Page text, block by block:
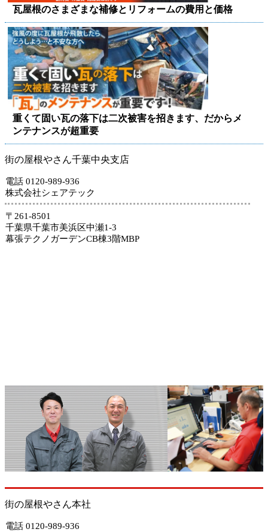
瓦屋根のさまざまな補修とリフォームの費用と価格
重くて固い瓦の落下は二次被害を招きます、だからメ
ンテナンスが超重要
街の屋根やさん千葉中央支店
電話 0120-989-936
株式会社シェアテック
〒261-8501
千葉県千葉市美浜区中瀬1-3
幕張テクノガーデンCB棟3階MBP
街の屋根やさん本社
電話 0120-989-936